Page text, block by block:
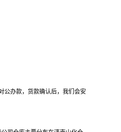
公办款，货款确认后，我们会安